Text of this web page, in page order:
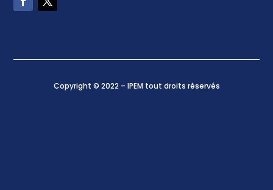
Copyright © 2022 – IPEM tout droits réservés